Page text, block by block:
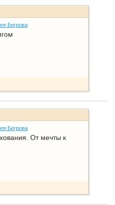
Бегрова
Бегрова
От мечты к